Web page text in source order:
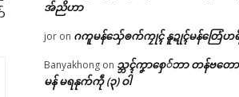
အ်ညိဟာ
jor on ဂကူမန်​သှ်ေၜက်ကၠုၚ် နူဍုၚ်မန်တြေံဟရိ
Banyakhong on သ္ဘၚ်ကၞာစှေ်ဘာ တန်ဗတ
မန် မရနုက်ကဵု (၃) ဝါ